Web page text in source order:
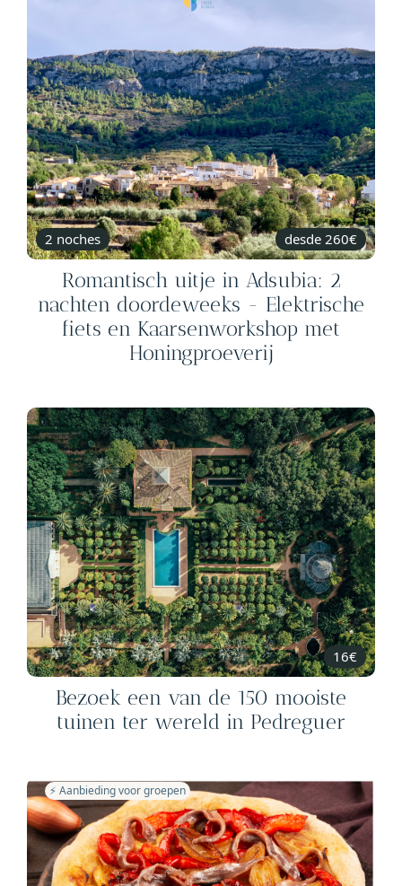
2 noches desde 260€
Romantisch uitje in Adsubia: 2
nachten doordeweeks - Elektrische
fiets en Kaarsenworkshop met
Honingproeverij
16€
Bezoek een van de 150 mooiste
tuinen ter wereld in Pedreguer
⚡️ Aanbieding voor groepen